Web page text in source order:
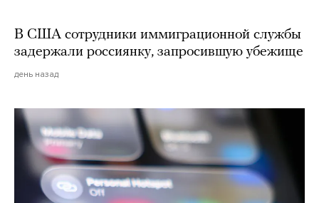
В США сотрудники иммиграционной службы
задержали россиянку, запросившую убежище
день назад